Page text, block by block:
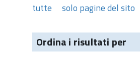
tutte solo pagine del sito
Ordina i risultati per